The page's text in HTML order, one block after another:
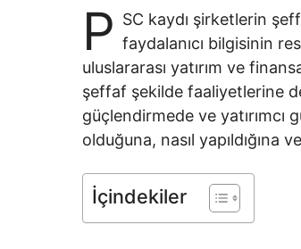
P SC kaydı şirketlerin
faydalanıcı bilgisinin
uluslararası yatırım ve
şeffaf şekilde faaliyetlerine
güçlendirmede ve yatırımcı
olduğuna, nasıl yapıldığına
İçindekiler